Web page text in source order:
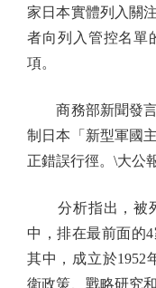
家日本實體列入關
者向列入管控名單
項。
商務部新聞發言
制日本「新型軍國
正錯誤行徑。\大公
分析指出，被列
中，排在最前面的
其中，成立於1952
衛政策、戰略研究